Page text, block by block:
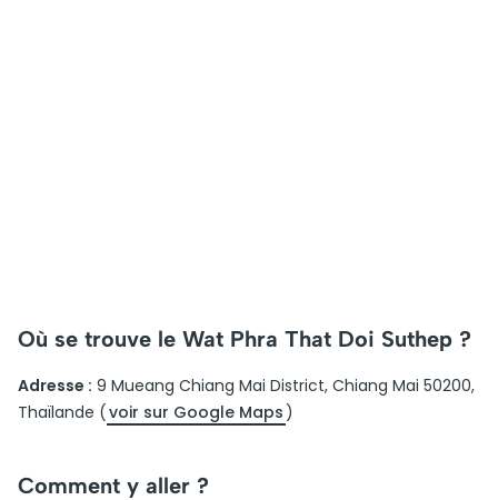
Où se trouve le Wat Phra That Doi Suthep ?
Adresse : 9 Mueang Chiang Mai District, Chiang Mai 50200,
Thaïlande (voir sur Google Maps )
Comment y aller ?